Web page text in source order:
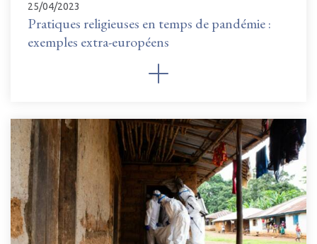
25/04/2023
Pratiques religieuses en temps de pandémie :
exemples extra-européens